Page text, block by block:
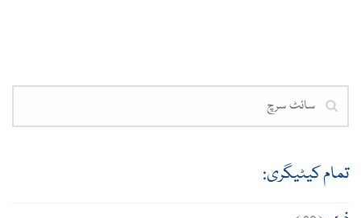
تمام کیٹیگری: